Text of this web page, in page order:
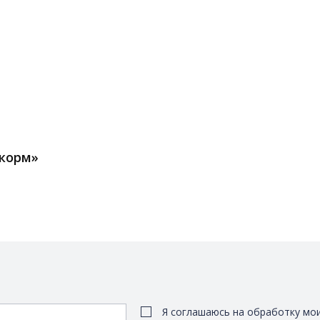
Я соглашаюсь на обработку